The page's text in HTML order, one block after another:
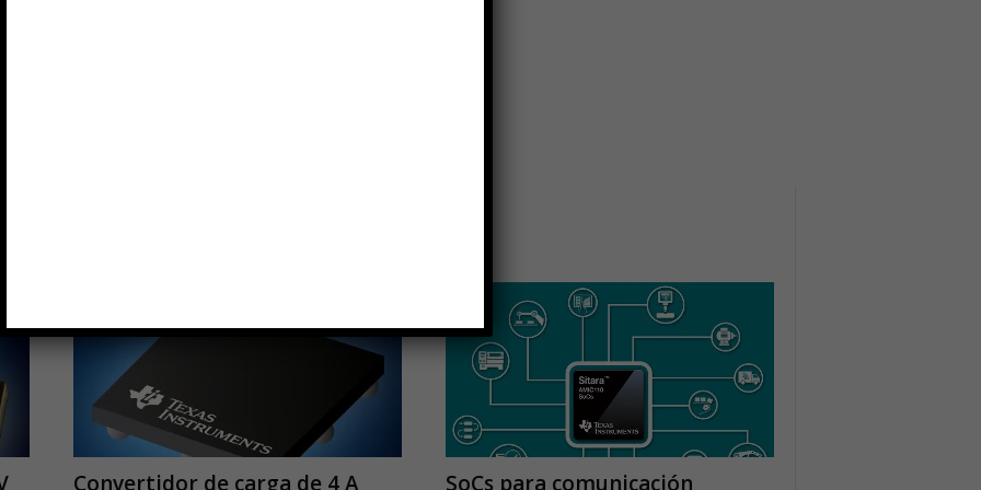
Convertidor de carga de 4 A
SoCs para comunicación